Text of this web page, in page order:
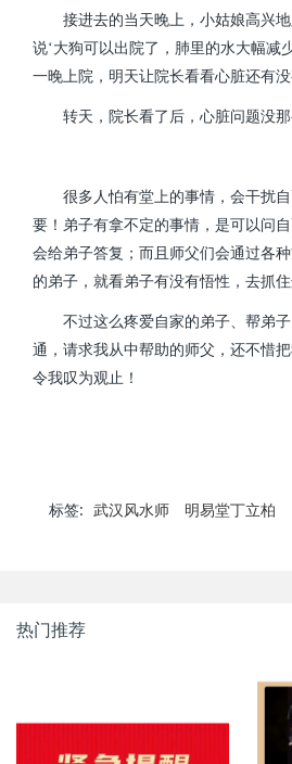
接进去的当天晚上，小姑娘高兴
说‘大狗可以出院了，肺里的水大幅减
一晚上院，明天让院长看看心脏还有
转天，院长看了后，心脏问题没
很多人怕有堂上的事情，会干扰
要！弟子有拿不定的事情，是可以问
会给弟子答复；而且师父们会通过各
的弟子，就看弟子有没有悟性，去抓住
不过这么疼爱自家的弟子、帮弟
通，请求我从中帮助的师父，还不惜
令我叹为观止！
标签: 武汉风水师 明易堂丁立柏
热门推荐